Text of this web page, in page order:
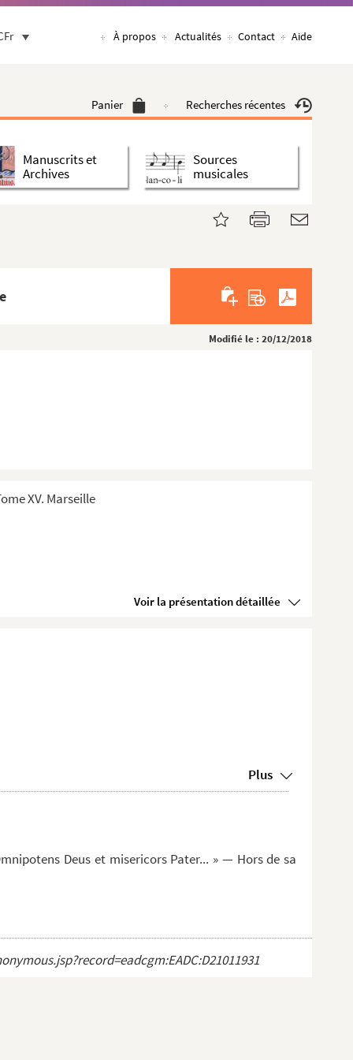
À propos Actualités Contact Aide
Panier Recherches récentes
Manuscrits et
Archives
Sources
musicales
Modifié le : 20/12/2018
XV. Marseille
Voir la présentation détaillée
Plus
Deus et misericors Pater... » — Hors de sa